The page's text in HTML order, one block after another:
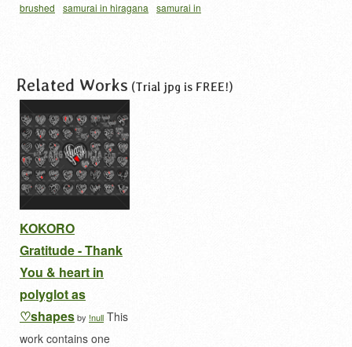
brushed samurai in hiragana
samurai in
Related Works (Trial jpg is FREE!)
KOKORO
Gratitude - Thank
You & heart in
polyglot as
♡shapesby !null This
work contains one